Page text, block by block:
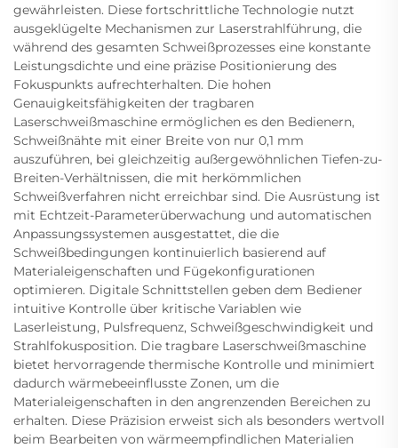
gewährleisten. Diese fortschrittliche Technologie nutzt
ausgeklügelte Mechanismen zur Laserstrahlführung, die
während des gesamten Schweißprozesses eine konstante
Leistungsdichte und eine präzise Positionierung des
Fokuspunkts aufrechterhalten. Die hohen
Genauigkeitsfähigkeiten der tragbaren
Laserschweißmaschine ermöglichen es den Bedienern,
Schweißnähte mit einer Breite von nur 0,1 mm
auszuführen, bei gleichzeitig außergewöhnlichen Tiefen-zu-
Breiten-Verhältnissen, die mit herkömmlichen
Schweißverfahren nicht erreichbar sind. Die Ausrüstung ist
mit Echtzeit-Parameterüberwachung und automatischen
Anpassungssystemen ausgestattet, die die
Schweißbedingungen kontinuierlich basierend auf
Materialeigenschaften und Fügekonfigurationen
optimieren. Digitale Schnittstellen geben dem Bediener
intuitive Kontrolle über kritische Variablen wie
Laserleistung, Pulsfrequenz, Schweißgeschwindigkeit und
Strahlfokusposition. Die tragbare Laserschweißmaschine
bietet hervorragende thermische Kontrolle und minimiert
dadurch wärmebeeinflusste Zonen, um die
Materialeigenschaften in den angrenzenden Bereichen zu
erhalten. Diese Präzision erweist sich als besonders wertvoll
beim Bearbeiten von wärmeempfindlichen Materialien